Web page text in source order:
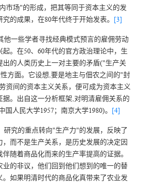
市场"的形成，把其等同于资本主义的发
的成果，在80年代终于开始发表。 [3]
一些学者寻找经典模式预言的雇佣劳动
。在50、60年代的官方政治理论中，生
出的人类历史上一对主要的矛盾("生产关
方面。它设想,要是地主与佃农之间的"封
资间的资本主义关系，便可成为资本主义
据。出自这一分析框架,对明清雇佣关系的
人民大学1957；南京大学1980)。 [4]
究的重点转向"生产力"的发展，反映了
而不是生产关系，是历史发展的决定因
随着商品化而来的生产率提高的证据。
业的非议，他们回到他们想到的唯一的替
如果明清时代的商品化真带来了农业发